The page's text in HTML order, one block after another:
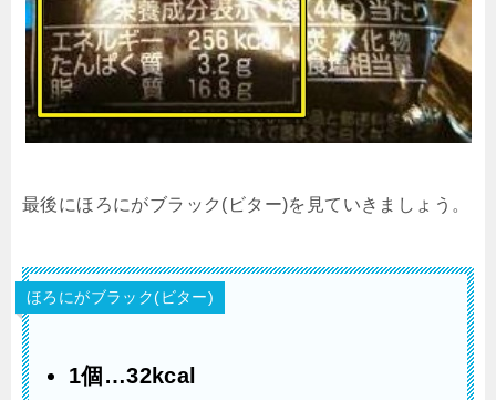
最後にほろにがブラック(ビター)を見ていきましょう。
ほろにがブラック(ビター)
1個…32kcal